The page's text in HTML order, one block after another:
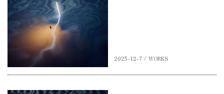
2025-12-7 / WORKS